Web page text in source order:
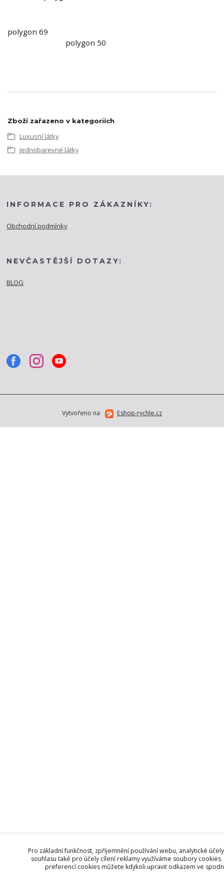
polygon 69
polygon 50
Zboží zařazeno v kategoriích
Luxusní látky
Jednobarevné látky
INFORMACE PRO ZÁKAZNÍKY:
Obchodní podmínky
NEVČASTĚJŠÍ DOTAZY:
BLOG
Vytvořeno na Eshop-rychle.cz
Pro základní funkčnost, zpříjemnění používání webu, analytické
souhlasu také pro účely cílení reklamy využíváme soubory
preferencí cookies můžete kdykoli upravit odkazem ve